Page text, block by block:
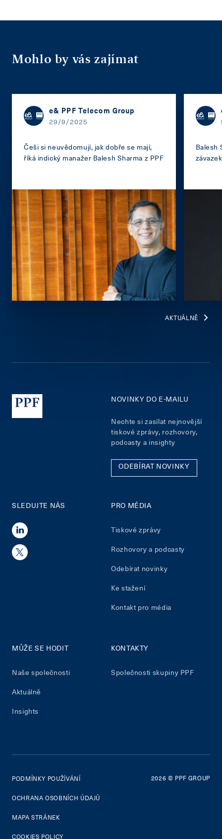
Mohlo by vás zajímat
e& PPF Telecom Group
29/9/2025
Češi si neuvědomují, jak dobře se mají,
říká indický manažer Balesh Sharma z PPF
Balesh
AKTUÁLNĚ
NOVINKY DO E-MAILU
Nechte si zasílat nejnovější
tiskové zprávy, rozhovory,
podcasty a insighty
ODEBÍRAT NOVINKY
SLEDUJTE NÁS PRO MÉDIA
Tiskové zprávy
Rozhovory a podcasty
Odebírat novinky
Ke stažení
Kontakt pro média
MŮŽE SE HODIT
Naše společnosti
Aktuálně
Insights
KONTAKTY
Společnosti skupiny PPF
PODMÍNKY POUŽÍVÁNÍ
OCHRANA OSOBNÍCH ÚDAJŮ
MAPA STRÁNEK
COOKIES POLICY
2026 © PPF GROUP